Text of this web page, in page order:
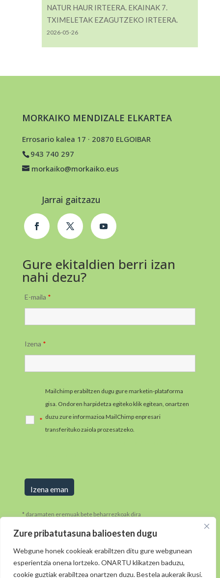
Zure pribatutasuna balioesten dugu
Webgune honek cookieak erabiltzen ditu gure webgunean
esperientzia onena lortzeko. ONARTU klikatzen baduzu,
cookie guztiak erabiltzea onartzen duzu. Bestela aukerak ikusi.
NATUR HAUR IRTEERA. EKAINAK 7.
TXIMELETAK EZAGUTZEKO IRTEERA.
2026-05-26
MORKAIKO MENDIZALE ELKARTEA
Errosario kalea 17 · 20870 ELGOIBAR
943 740 297
morkaiko@morkaiko.eus
Jarrai gaitzazu
Gure ekitaldien berri izan
nahi dezu?
* daramaten eremuak bete beharrezkoak dira
E-maila *
Izena *
*
Mailchimp erabiltzen dugu gure marketin-plataforma
gisa. Ondoren harpidetza egiteko klik egitean, onartzen
duzu zure informazioa MailChimp enpresari
transferituko zaiola prozesatzeko.